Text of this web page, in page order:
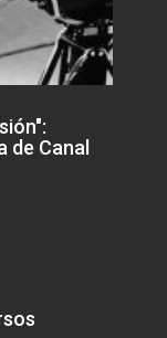
de Canal